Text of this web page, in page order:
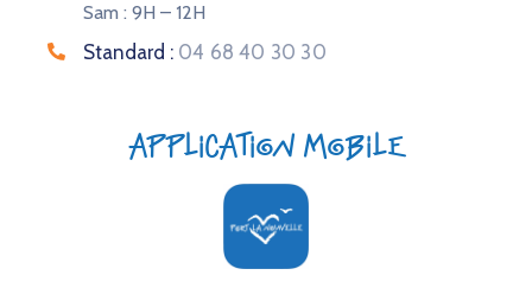
Sam : 9H – 12H
Standard : 04 68 40 30 30
Application mobile